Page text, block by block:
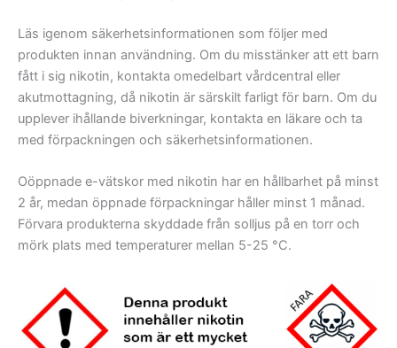
Läs igenom säkerhetsinformationen som följer med
produkten innan användning. Om du misstänker att ett barn
fått i sig nikotin, kontakta omedelbart vårdcentral eller
akutmottagning, då nikotin är särskilt farligt för barn. Om du
upplever ihållande biverkningar, kontakta en läkare och ta
med förpackningen och säkerhetsinformationen.
Oöppnade e-vätskor med nikotin har en hållbarhet på minst
2 år, medan öppnade förpackningar håller minst 1 månad.
Förvara produkterna skyddade från solljus på en torr och
mörk plats med temperaturer mellan 5-25 °C.